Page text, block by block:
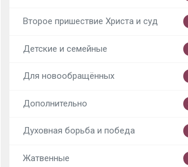
Второе пришествие Христа и суд
Детские и семейные
Для новообращённых
Дополнительно
Духовная борьба и победа
Жатвенные